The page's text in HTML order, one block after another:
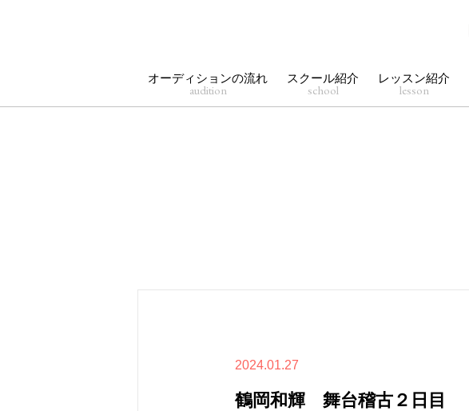
オーディションの流れ
audition
スクール紹介
school
レッスン紹介
lesson
2024.01.27
鶴岡和輝 舞台稽古２日目